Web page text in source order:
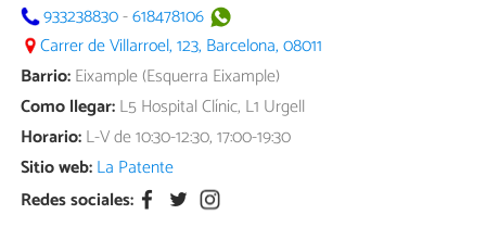
933238830-618478106
Carrer de Villarroel, 123, Barcelona, 08011
Barrio:Eixample (Esquerra Eixample)
Como llegar:L5 Hospital Clínic, L1 Urgell
Horario:L-V de 10:30-12:30, 17:00-19:30
Sitio web:La Patente
Redes sociales: